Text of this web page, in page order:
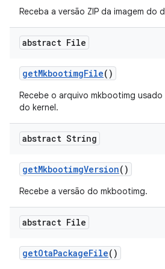
Receba a versão ZIP da imagem do
abstract File
getMkbootimgFile()
Recebe o arquivo mkbootimg usado
do kernel.
abstract String
getMkbootimgVersion()
Recebe a versão do mkbootimg.
abstract File
getOtaPackageFile()